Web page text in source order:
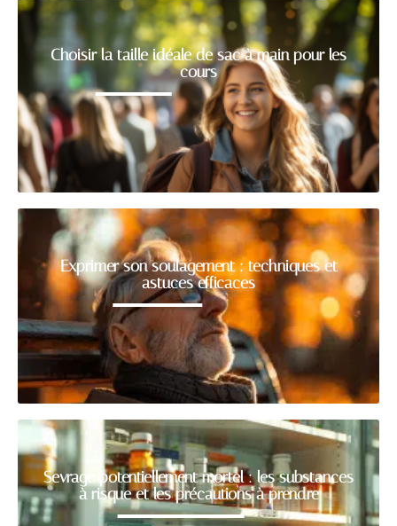
Choisir la taille idéale de sac à main pour les
cours
Exprimer son soulagement : techniques et
astuces efficaces
Sevrage potentiellement mortel : les substances
à risque et les précautions à prendre